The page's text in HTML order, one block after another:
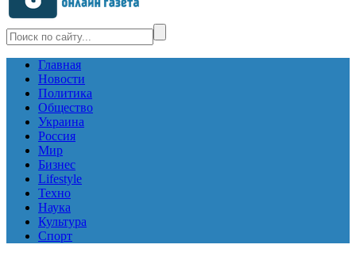
Главная
Новости
Политика
Общество
Украина
Россия
Мир
Бизнес
Lifestyle
Техно
Наука
Культура
Спорт